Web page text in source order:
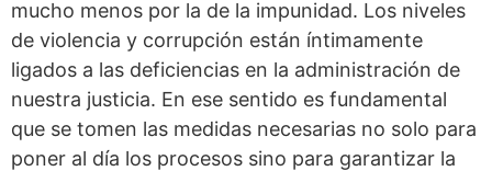
mucho menos por la de la impunidad. Los niveles
de violencia y corrupción están íntimamente
ligados a las deficiencias en la administración de
nuestra justicia. En ese sentido es fundamental
que se tomen las medidas necesarias no solo para
poner al día los procesos sino para garantizar la